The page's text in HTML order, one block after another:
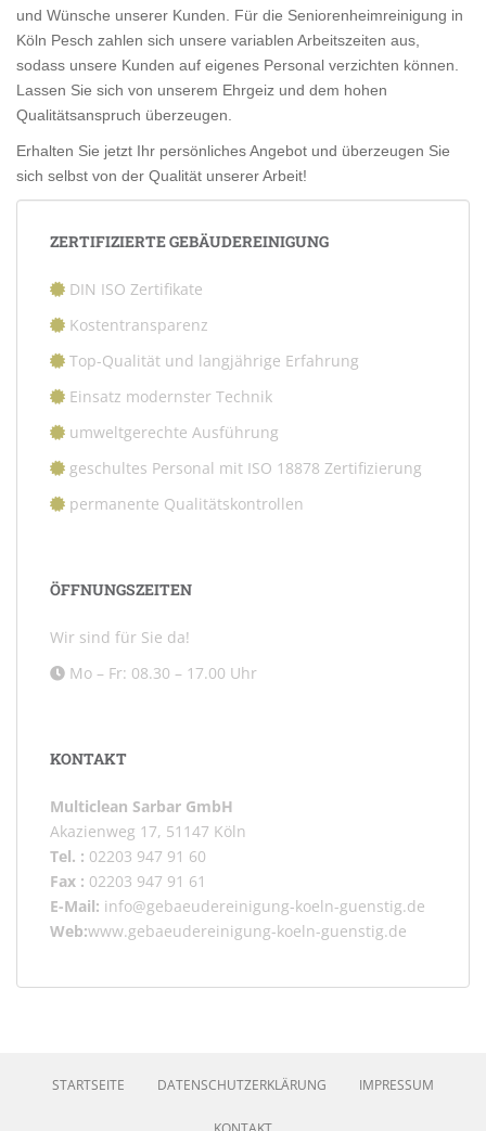
und Wünsche unserer Kunden. Für die Seniorenheimreinigung in
Köln Pesch zahlen sich unsere variablen Arbeitszeiten aus,
sodass unsere Kunden auf eigenes Personal verzichten können.
Lassen Sie sich von unserem Ehrgeiz und dem hohen
Qualitätsanspruch überzeugen.
Erhalten Sie jetzt Ihr persönliches Angebot und überzeugen Sie
sich selbst von der Qualität unserer Arbeit!
ZERTIFIZIERTE GEBÄUDEREINIGUNG
DIN ISO Zertifikate
Kostentransparenz
Top-Qualität und langjährige Erfahrung
Einsatz modernster Technik
umweltgerechte Ausführung
geschultes Personal mit ISO 18878 Zertifizierung
permanente Qualitätskontrollen
ÖFFNUNGSZEITEN
Wir sind für Sie da!
Mo – Fr: 08.30 – 17.00 Uhr
KONTAKT
Multiclean Sarbar GmbH
Akazienweg 17, 51147 Köln
Tel. : 02203 947 91 60
Fax : 02203 947 91 61
E-Mail: info@gebaeudereinigung-koeln-guenstig.de
Web:www.gebaeudereinigung-koeln-guenstig.de
STARTSEITE DATENSCHUTZERKLÄRUNG IMPRESSUM